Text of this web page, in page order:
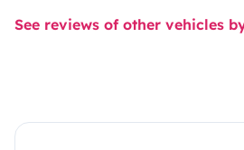
See reviews of other vehicles